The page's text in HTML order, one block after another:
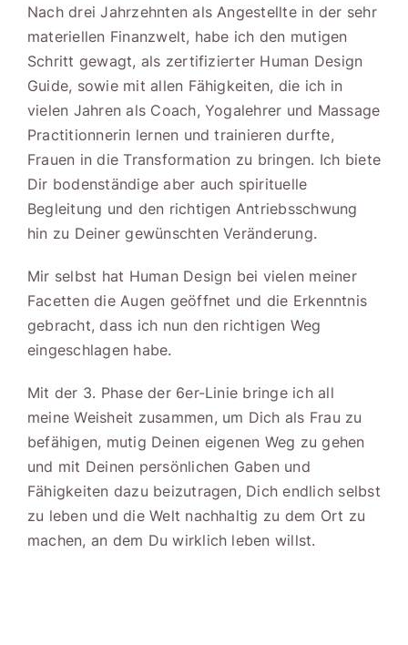
Nach drei Jahrzehnten als Angestellte in der sehr
materiellen Finanzwelt, habe ich den mutigen
Schritt gewagt, als zertifizierter Human Design
Guide, sowie mit allen Fähigkeiten, die ich in
vielen Jahren als Coach, Yogalehrer und Massage
Practitionnerin lernen und trainieren durfte,
Frauen in die Transformation zu bringen. Ich biete
Dir bodenständige aber auch spirituelle
Begleitung und den richtigen Antriebsschwung
hin zu Deiner gewünschten Veränderung.
Mir selbst hat Human Design bei vielen meiner
Facetten die Augen geöffnet und die Erkenntnis
gebracht, dass ich nun den richtigen Weg
eingeschlagen habe.
Mit der 3. Phase der 6er-Linie bringe ich all
meine Weisheit zusammen, um Dich als Frau zu
befähigen, mutig Deinen eigenen Weg zu gehen
und mit Deinen persönlichen Gaben und
Fähigkeiten dazu beizutragen, Dich endlich selbst
zu leben und die Welt nachhaltig zu dem Ort zu
machen, an dem Du wirklich leben willst.